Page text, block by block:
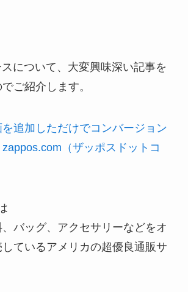
について、大変興味深い記事を
ご紹介します。
追加しただけでコンバージョン
（ザッポスドットコ
バッグ、アクセサリーなどをオ
ているアメリカの超優良通販サ